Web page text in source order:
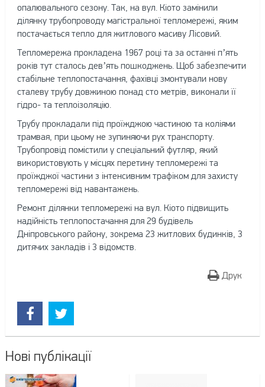
опалювального сезону. Так, на вул. Кіото замінили
ділянку трубопроводу магістральної тепломережі, яким
постачається тепло для житлового масиву Лісовий.
Тепломережа прокладена 1967 році та за останні п’ять
років тут сталось дев’ять пошкоджень. Щоб забезпечити
стабільне теплопостачання, фахівці змонтували нову
сталеву трубу довжиною понад сто метрів, виконали її
гідро- та теплоізоляцію.
Трубу прокладали під проїжджою частиною та коліями
трамвая, при цьому не зупиняючи рух транспорту.
Трубопровід помістили у спеціальний футляр, який
використовують у місцях перетину тепломережі та
проїжджої частини з інтенсивним трафіком для захисту
тепломережі від навантажень.
Ремонт ділянки тепломережі на вул. Кіото підвищить
надійність теплопостачання для 29 будівель
Дніпровського району, зокрема 23 житлових будинків, 3
дитячих закладів і 3 відомств.
Друк
Нові публікації